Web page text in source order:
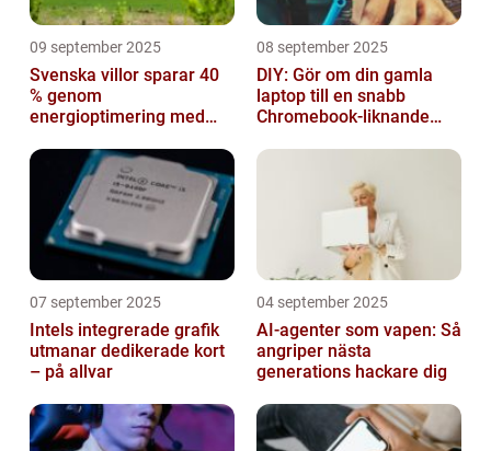
09 september 2025
Svenska villor sparar 40
% genom
energioptimering med
08 september 2025
DIY: Gör om din gamla
laptop till en snabb
Chromebook-liknande
07 september 2025
Intels integrerade grafik
utmanar dedikerade kort
– på allvar
04 september 2025
AI-agenter som vapen: Så
angriper nästa
generations hackare dig